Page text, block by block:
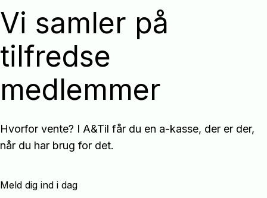
Vi samler på
tilfredse
medlemmer
Hvorfor vente? I A&Til får du en a-kasse, der er der,
når du har brug for det.
Meld dig ind i dag